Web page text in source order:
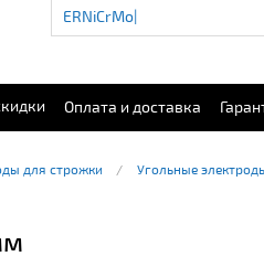
Оплата и доставка
для строжки Угольные